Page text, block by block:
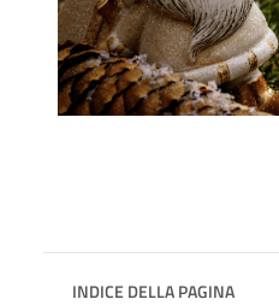
INDICE DELLA PAGINA